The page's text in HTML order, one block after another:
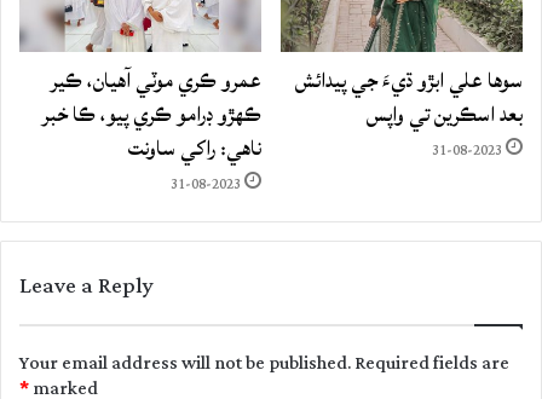
سوها علي ابڙو ڌيءَ جي پيدائش
بعد اسڪرين تي واپس
31-08-2023
عمرو ڪري موٽي آهيان، ڪير
ڪهڙو ڊرامو ڪري پيو، ڪا خبر
ناهي: راکي ساونت
31-08-2023
Leave a Reply
Your email address will not be published.Required fields are
marked
*